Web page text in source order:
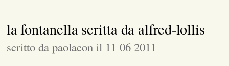
la fontanella scritta da alfred-lollis
scritto da paolacon il 11 06 2011